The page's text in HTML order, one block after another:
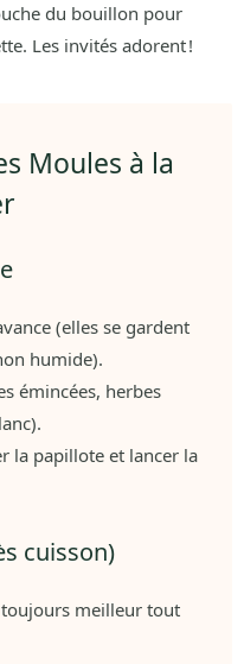
du bouillon pour
Les invités adorent !
Moules à la
(elles se gardent
humide).
émincées, herbes
la papillote et lancer la
cuisson)
toujours meilleur tout